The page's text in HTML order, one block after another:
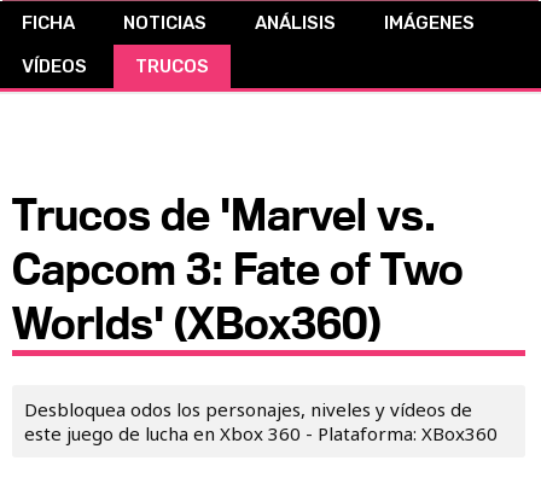
CÓMICS
FICHA NOTICIAS ANÁLISIS
IMÁGENES
VÍDEOS
TRUCOS
Trucos de 'Marvel vs.
Capcom 3: Fate of Two
Worlds' (XBox360)
Desbloquea odos los personajes, niveles y vídeos de
este juego de lucha en Xbox 360 - Plataforma: XBox360